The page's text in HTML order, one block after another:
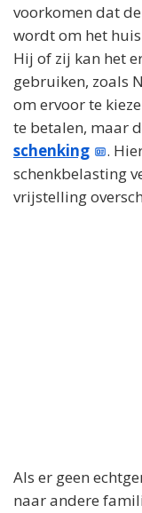
voorkomen dat
wordt om het
Hij of zij kan het
gebruiken, zoals
om ervoor te
te betalen, maar
schenking
.
schenkbelasting
vrijstelling
Als er geen
naar andere